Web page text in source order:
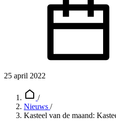
25 april 2022
/
Nieuws /
Kasteel van de maand: